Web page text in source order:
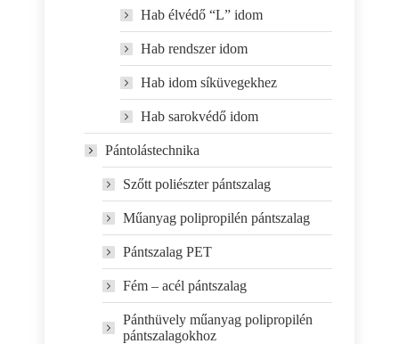
Hab élvédő “L” idom
Hab rendszer idom
Hab idom síküvegekhez
Hab sarokvédő idom
Pántolástechnika
Szőtt poliészter pántszalag
Műanyag polipropilén pántszalag
Pántszalag PET
Fém – acél pántszalag
Pánthüvely műanyag polipropilén
pántszalagokhoz